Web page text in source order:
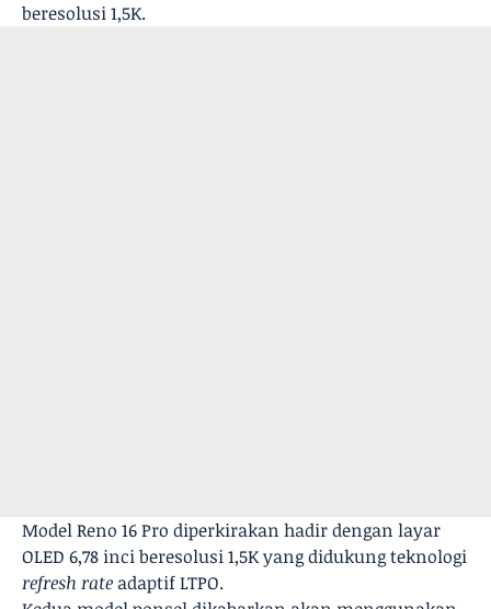
beresolusi 1,5K.
Model Reno 16 Pro diperkirakan hadir dengan layar
OLED 6,78 inci beresolusi 1,5K yang didukung teknologi
refresh rate adaptif LTPO.